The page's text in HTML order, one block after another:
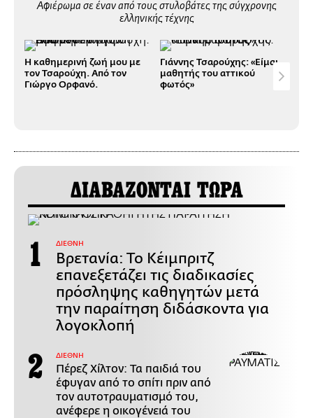
Αφιέρωμα σε έναν από τους στυλοβάτες της σύγχρονης
ελληνικής τέχνης
Η καθημερινή ζωή μου με
τον Τσαρούχη. Από τον
Γιώργο Ορφανό.
Γιάννης Τσαρούχης: «Είμαι
μαθητής του αττικού
φωτός»
ΔΙΑΒΑΖΟΝΤΑΙ ΤΩΡΑ
ΔΙΕΘΝΗ
Βρετανία: Το Κέιμπριτζ
επανεξετάζει τις διαδικασίες
πρόσληψης καθηγητών μετά
την παραίτηση διδάσκοντα για
λογοκλοπή
ΔΙΕΘΝΗ
Πέρεζ Χίλτον: Τα παιδιά του
έφυγαν από το σπίτι πριν από
τον αυτοτραυματισμό του,
ανέφερε η οικογένειά του